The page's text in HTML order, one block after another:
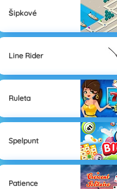
Šipkové
Line Rider
Ruleta
Spelpunt
Patience